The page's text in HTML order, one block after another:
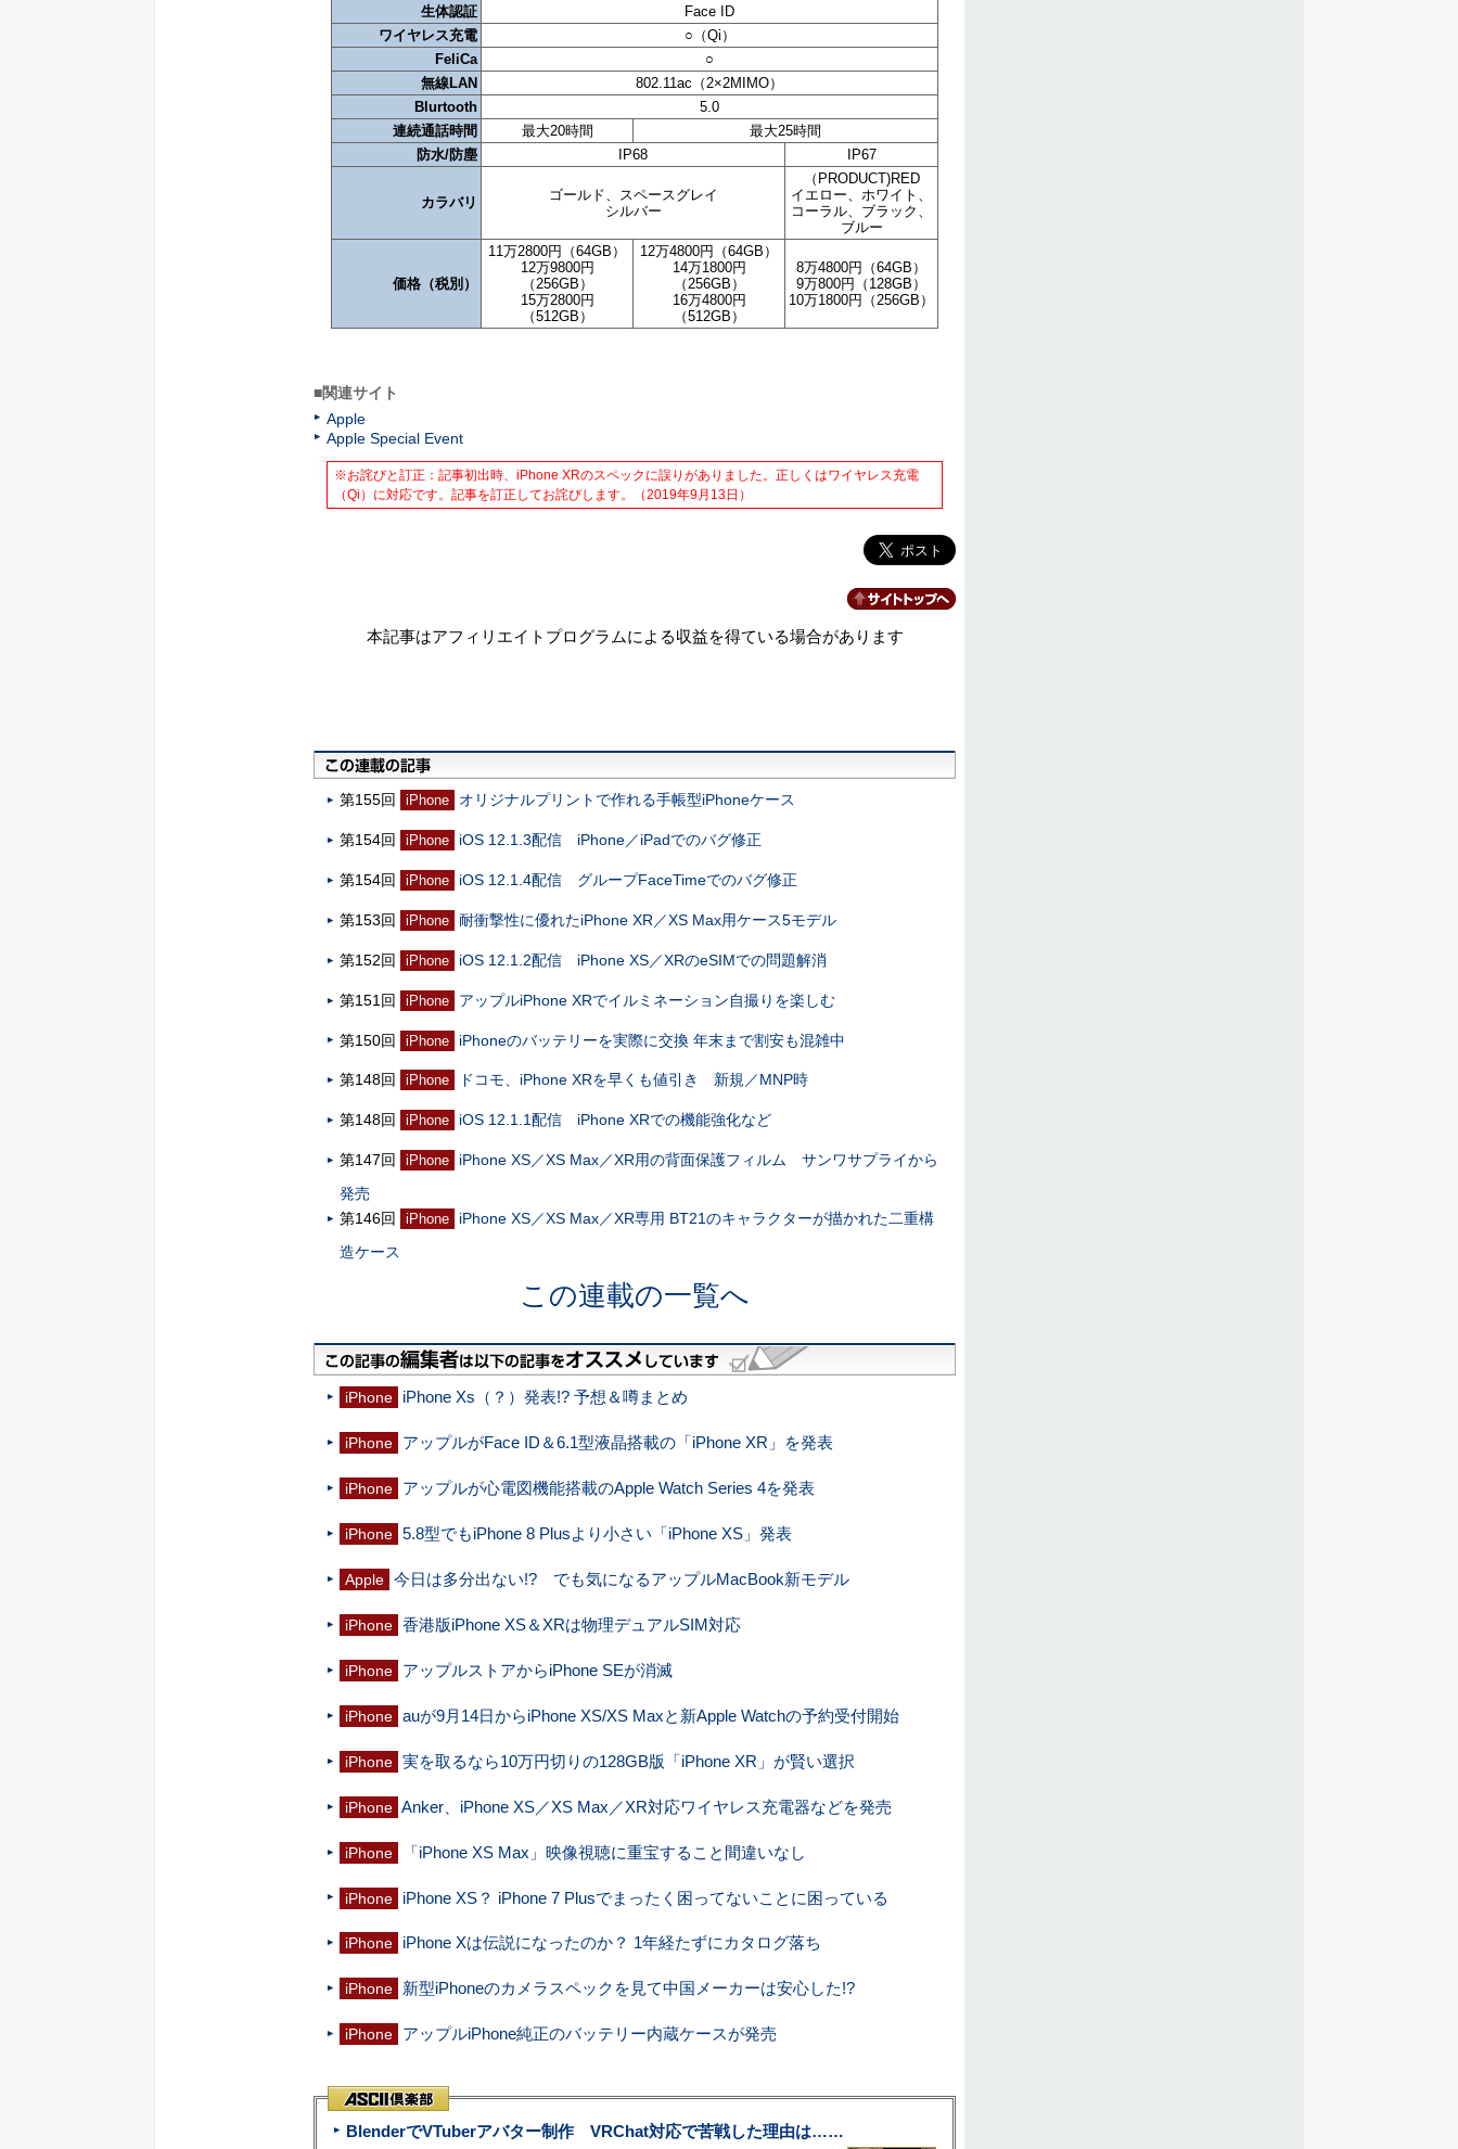
生体認証
Face ID
ワイヤレス充電
○（Qi）
FeliCa
○
無線LAN
802.11ac（2×2MIMO）
Blurtooth
5.0
連続通話時間
最大20時間
最大25時間
防水/防塵
IP68 IP67
カラバリ
ゴールド、スペースグレイ
シルバー
（PRODUCT)RED
イエロー、ホワイト、
コーラル、ブラック、
ブルー
価格（税別）
11万2800円（64GB）
12万9800円
（256GB）
15万2800円
（512GB）
12万4800円（64GB）
14万1800円
（256GB）
16万4800円
（512GB）
8万4800円（64GB）
9万800円（128GB）
10万1800円（256GB）
■関連サイト
Apple
Apple Special Event
※お詫びと訂正：記事初出時、iPhone XRのスペックに誤りがありました。正しくはワイヤレス充電
（Qi）に対応です。記事を訂正してお詫びします。（2019年9月13日）
本記事はアフィリエイトプログラムによる収益を得ている場合があります
第155回 iPhone オリジナルプリントで作れる手帳型iPhoneケース
第154回 iPhone iOS 12.1.3配信 iPhone／iPadでのバグ修正
第154回 iPhone iOS 12.1.4配信 グループFaceTimeでのバグ修正
第153回 iPhone 耐衝撃性に優れたiPhone XR／XS Max用ケース5モデル
第152回 iPhone iOS 12.1.2配信 iPhone XS／XRのeSIMでの問題解消
第151回 iPhone アップルiPhone XRでイルミネーション自撮りを楽しむ
第150回 iPhone iPhoneのバッテリーを実際に交換 年末まで割安も混雑中
第148回 iPhone ドコモ、iPhone XRを早くも値引き 新規／MNP時
第148回 iPhone iOS 12.1.1配信 iPhone XRでの機能強化など
第147回 iPhone
iPhone XS／XS Max／XR用の背面保護フィルム サンワサプライから
発売
第146回
iPhone
iPhone XS／XS Max／XR専用 BT21のキャラクターが描かれた二重構
造ケース
この連載の一覧へ
iPhone iPhone Xs（？）発表!? 予想＆噂まとめ
iPhone アップルがFace ID＆6.1型液晶搭載の「iPhone XR」を発表
iPhone アップルが心電図機能搭載のApple Watch Series 4を発表
iPhone 5.8型でもiPhone 8 Plusより小さい「iPhone XS」発表
Apple 今日は多分出ない!? でも気になるアップルMacBook新モデル
iPhone 香港版iPhone XS＆XRは物理デュアルSIM対応
iPhone アップルストアからiPhone SEが消滅
iPhone auが9月14日からiPhone XS/XS Maxと新Apple Watchの予約受付開始
iPhone 実を取るなら10万円切りの128GB版「iPhone XR」が賢い選択
iPhone Anker、iPhone XS／XS Max／XR対応ワイヤレス充電器などを発売
iPhone 「iPhone XS Max」映像視聴に重宝すること間違いなし
iPhone iPhone XS？ iPhone 7 Plusでまったく困ってないことに困っている
iPhone iPhone Xは伝説になったのか？ 1年経たずにカタログ落ち
iPhone 新型iPhoneのカメラスペックを見て中国メーカーは安心した!?
iPhone アップルiPhone純正のバッテリー内蔵ケースが発売
BlenderでVTuberアバター制作 VRChat対応で苦戦した理由は……